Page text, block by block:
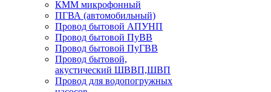
КММ микрофонный
ПГВА (автомобильный)
Провод бытовой АПУНП
Провод бытовой ПуВВ
Провод бытовой ПуГВВ
Провод бытовой,
акустический ШВВП,ШВП
Провод для водопогружных